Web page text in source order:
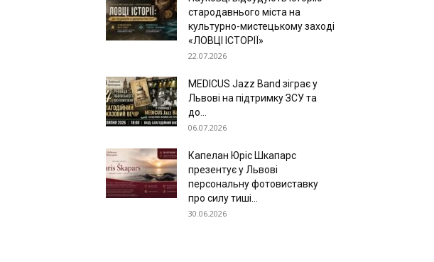
стародавнього міста на
культурно-мистецькому заході
«ЛОВЦІ ІСТОРІЇ»
22.07.2026
MEDICUS Jazz Band зіграє у
Львові на підтримку ЗСУ та
до...
06.07.2026
Капелан Юріс Шкапарс
презентує у Львові
персональну фотовиставку
про силу тиші...
30.06.2026